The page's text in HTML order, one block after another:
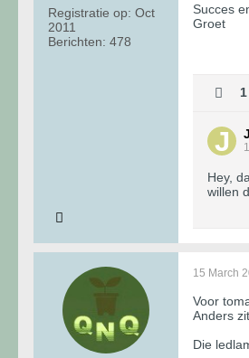
Registratie op: Oct
2011
Berichten: 478
Succes
Groet
Hey,
willen
15 March
Voor
Anders
Die